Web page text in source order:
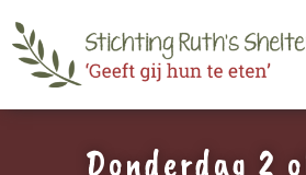
Donderdag 2